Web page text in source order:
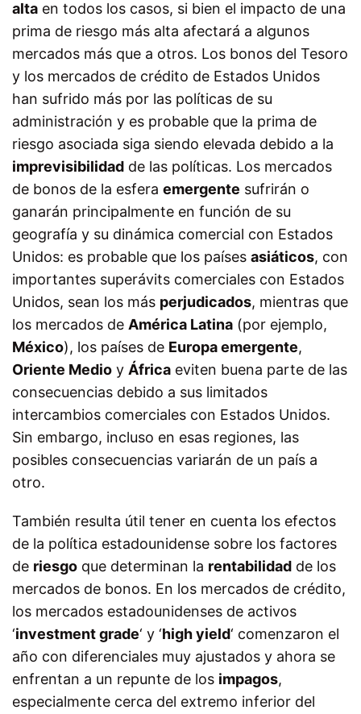
alta en todos los casos, si bien el impacto de una
prima de riesgo más alta afectará a algunos
mercados más que a otros. Los bonos del Tesoro
y los mercados de crédito de Estados Unidos
han sufrido más por las políticas de su
administración y es probable que la prima de
riesgo asociada siga siendo elevada debido a la
imprevisibilidad de las políticas. Los mercados
de bonos de la esfera emergente sufrirán o
ganarán principalmente en función de su
geografía y su dinámica comercial con Estados
Unidos: es probable que los países asiáticos, con
importantes superávits comerciales con Estados
Unidos, sean los más perjudicados, mientras que
los mercados de América Latina (por ejemplo,
México), los países de Europa emergente,
Oriente Medio y África eviten buena parte de las
consecuencias debido a sus limitados
intercambios comerciales con Estados Unidos.
Sin embargo, incluso en esas regiones, las
posibles consecuencias variarán de un país a
otro.
También resulta útil tener en cuenta los efectos
de la política estadounidense sobre los factores
de riesgo que determinan la rentabilidad de los
mercados de bonos. En los mercados de crédito,
los mercados estadounidenses de activos
‘investment grade‘ y ‘high yield‘ comenzaron el
año con diferenciales muy ajustados y ahora se
enfrentan a un repunte de los impagos,
especialmente cerca del extremo inferior del